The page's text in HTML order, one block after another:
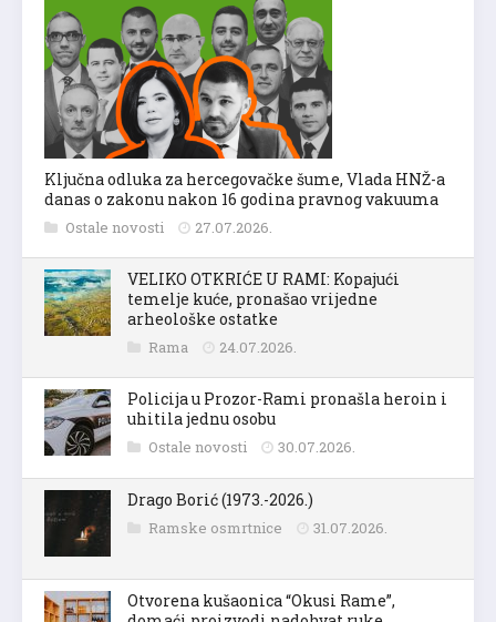
Ključna odluka za hercegovačke šume, Vlada HNŽ-a
danas o zakonu nakon 16 godina pravnog vakuuma
Ostale novosti 27.07.2026.
VELIKO OTKRIĆE U RAMI: Kopajući
temelje kuće, pronašao vrijedne
arheološke ostatke
Rama 24.07.2026.
Policija u Prozor-Rami pronašla heroin i
uhitila jednu osobu
Ostale novosti 30.07.2026.
Drago Borić (1973.-2026.)
Ramske osmrtnice 31.07.2026.
Otvorena kušaonica “Okusi Rame”,